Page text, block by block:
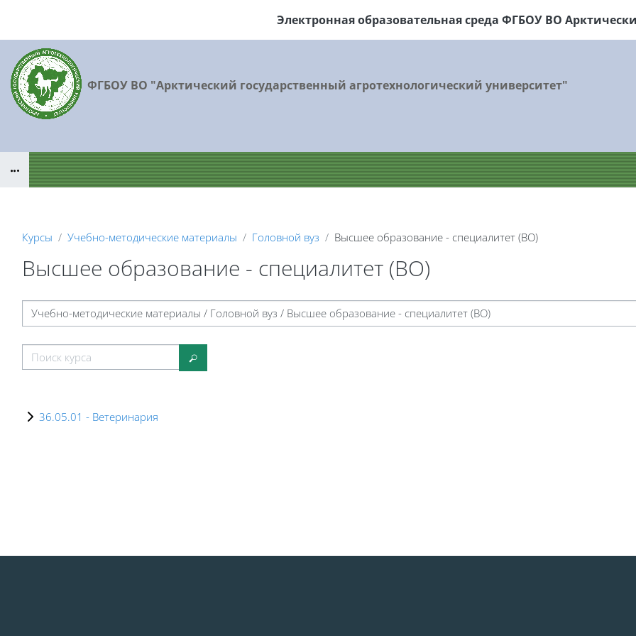
Электронная образовательная среда ФГБОУ ВО
ФГБОУ ВО "Арктический государственный агротехнологический университет"
Курсы Учебно-методические материалы Головной вуз Высшее образование - специалитет (ВО)
Высшее образование - специалитет (ВО)
Блоки
Категории курсов
Поиск курса
Поиск курса
36.05.01 - Ветеринария